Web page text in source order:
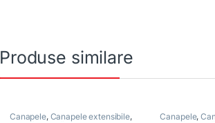
Produse similare
Canapele, Canapele extensibile,
Canapele,